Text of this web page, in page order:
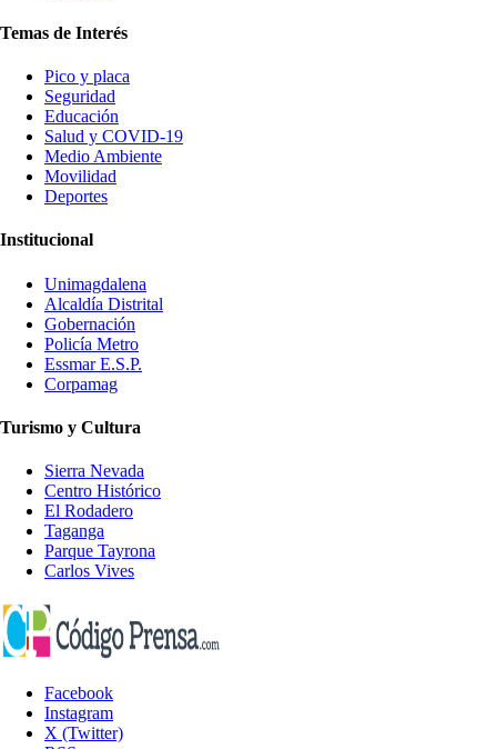
Temas de Interés
Pico y placa
Seguridad
Educación
Salud y COVID-19
Medio Ambiente
Movilidad
Deportes
Institucional
Unimagdalena
Alcaldía Distrital
Gobernación
Policía Metro
Essmar E.S.P.
Corpamag
Turismo y Cultura
Sierra Nevada
Centro Histórico
El Rodadero
Taganga
Parque Tayrona
Carlos Vives
Facebook
Instagram
X (Twitter)